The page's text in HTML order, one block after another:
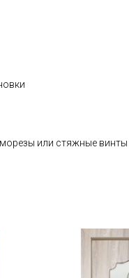
или стяжные винты